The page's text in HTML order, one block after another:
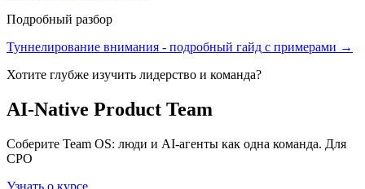
Подробный разбор
Туннелирование внимания - подробный гайд с примерами →
Хотите глубже изучить лидерство и команда?
AI-Native Product Team
Соберите Team OS: люди и AI-агенты как одна команда. Для
CPO
Узнать о курсе